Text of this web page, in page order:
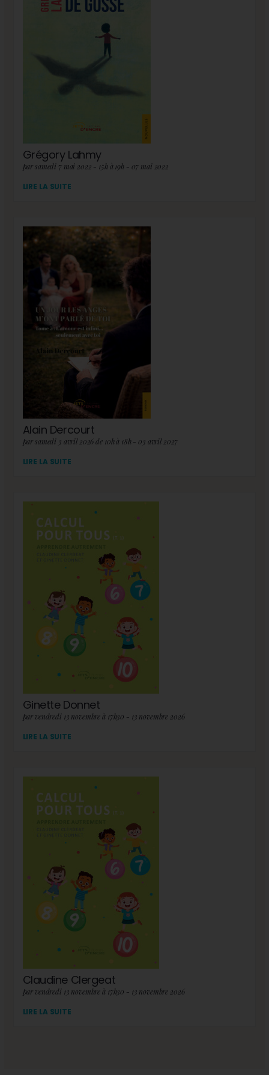
Grégory Lahmy
par samedi 7 mai 2022 - 15h à 19h - 07 mai 2022
LIRE LA SUITE
Alain Dercourt
par samedi 3 avril 2026 de 10h à 18h - 03 avril 2027
LIRE LA SUITE
Ginette Donnet
par vendredi 13 novembre à 17h30 - 13 novembre 2026
LIRE LA SUITE
Claudine Clergeat
par vendredi 13 novembre à 17h30 - 13 novembre 2026
LIRE LA SUITE